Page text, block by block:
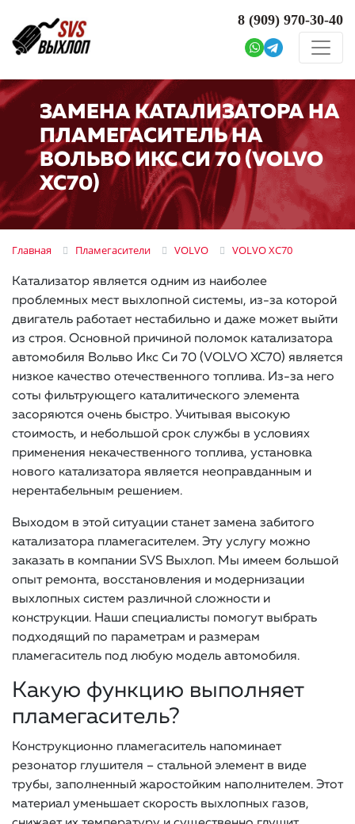
8 (909) 970-30-40
ЗАМЕНА КАТАЛИЗАТОРА НА
ПЛАМЕГАСИТЕЛЬ НА
ВОЛЬВО ИКС СИ 70 (VOLVO
XC70)
Главная Пламегасители VOLVO VOLVO XC70
Катализатор является одним из наиболее
проблемных мест выхлопной системы, из-за которой
двигатель работает нестабильно и даже может выйти
из строя. Основной причиной поломок катализатора
автомобиля Вольво Икс Си 70 (VOLVO XC70) является
низкое качество отечественного топлива. Из-за него
соты фильтрующего каталитического элемента
засоряются очень быстро. Учитывая высокую
стоимость, и небольшой срок службы в условиях
применения некачественного топлива, установка
нового катализатора является неоправданным и
нерентабельным решением.
Выходом в этой ситуации станет замена забитого
катализатора пламегасителем. Эту услугу можно
заказать в компании SVS Выхлоп. Мы имеем большой
опыт ремонта, восстановления и модернизации
выхлопных систем различной сложности и
конструкции. Наши специалисты помогут выбрать
подходящий по параметрам и размерам
пламегаситель под любую модель автомобиля.
Какую функцию выполняет
пламегаситель?
Конструкционно пламегаситель напоминает
резонатор глушителя – стальной элемент в виде
трубы, заполненный жаростойким наполнителем. Этот
материал уменьшает скорость выхлопных газов,